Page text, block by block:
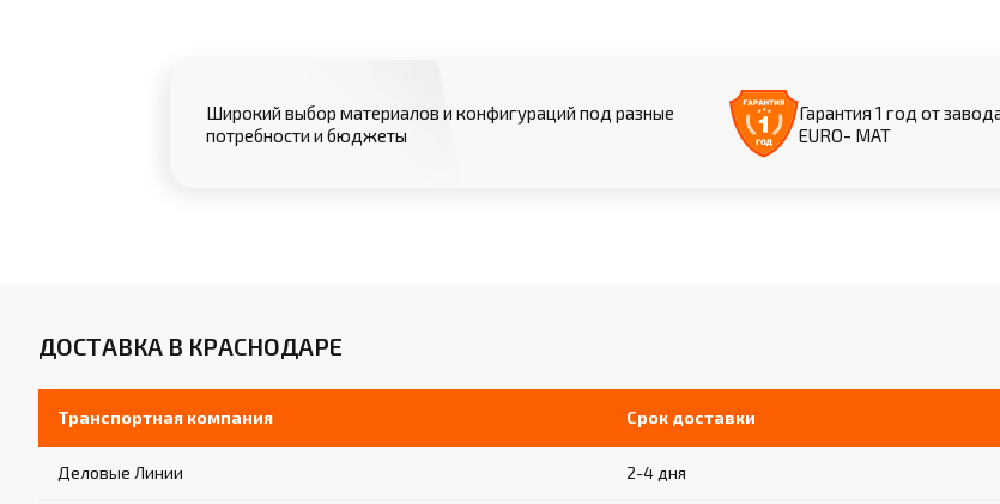
Широкий выбор материалов и конфигураций под разные
потребности и бюджеты
Гарантия 1 год от
EURO- МАТ
ДОСТАВКА В КРАСНОДАРЕ
Транспортная компания Срок доставки
Деловые Линии 2-4 дня